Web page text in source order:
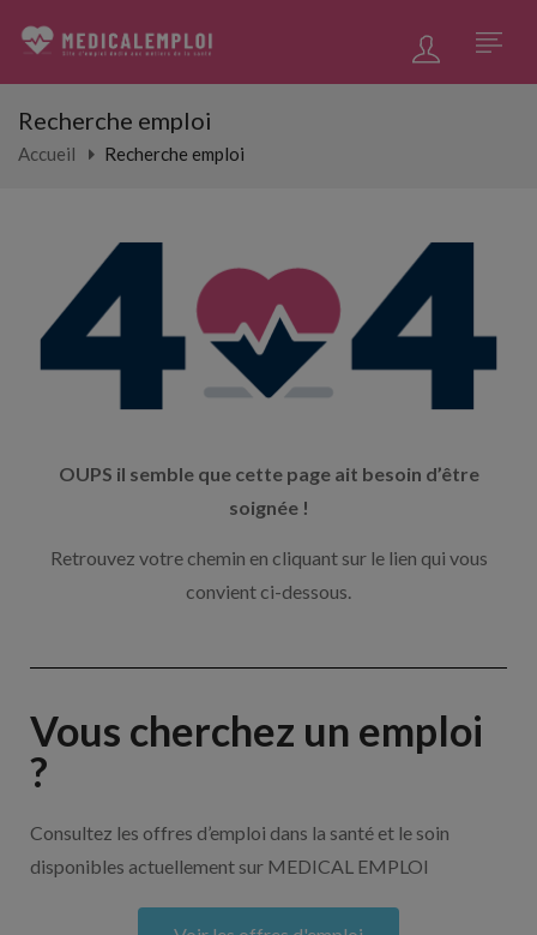
Recherche emploi
Accueil Recherche emploi
OUPS il semble que cette page ait besoin d’être
soignée !
Retrouvez votre chemin en cliquant sur le lien qui vous
convient ci-dessous.
Vous cherchez un emploi
?
Consultez les offres d’emploi dans la santé et le soin
disponibles actuellement sur MEDICAL EMPLOI